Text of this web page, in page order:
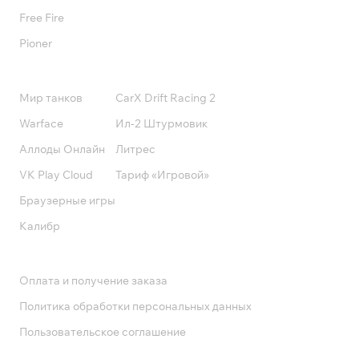
Free Fire
Pioner
Мир танков
Warface
Аллоды Онлайн
VK Play Cloud
Браузерные игры
Калибр
CarX Drift Racing 2
Ил-2 Штурмовик
Литрес
Тариф «Игровой»
Оплата и получение заказа
Политика обработки персональных данных
Пользовательское соглашение